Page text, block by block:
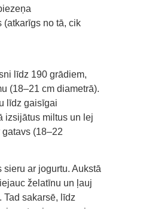
(atkarīgs no tā, cik
līdz 190 grādiem,
(18–21 cm diametrā).
līdz gaisīgai
izsijātus miltus un lej
(18–22
ar jogurtu. Aukstā
želatīnu un ļauj
Tad sakarsē, līdz